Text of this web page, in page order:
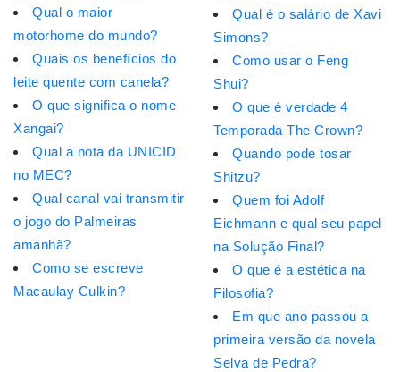
Qual o maior
motorhome do mundo?
Quais os benefícios do
leite quente com canela?
O que significa o nome
Xangai?
Qual a nota da UNICID
no MEC?
Qual canal vai transmitir
o jogo do Palmeiras
amanhã?
Como se escreve
Macaulay Culkin?
Qual é o salário de Xavi
Simons?
Como usar o Feng
Shui?
O que é verdade 4
Temporada The Crown?
Quando pode tosar
Shitzu?
Quem foi Adolf
Eichmann e qual seu papel
na Solução Final?
O que é a estética na
Filosofia?
Em que ano passou a
primeira versão da novela
Selva de Pedra?